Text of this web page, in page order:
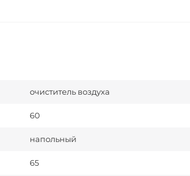
очиститель воздуха
60
напольный
65